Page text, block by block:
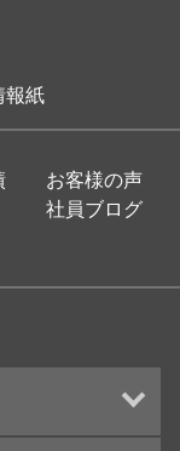
報紙
お客様の声
社員ブログ